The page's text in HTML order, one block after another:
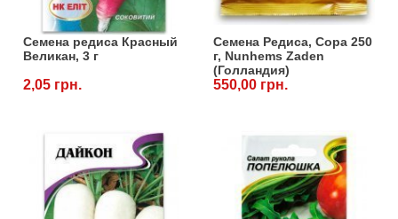
Семена редиса Красный
Великан, 3 г
2,05 грн.
Семена Редиса, Сора 250
г, Nunhems Zaden
(Голландия)
550,00 грн.